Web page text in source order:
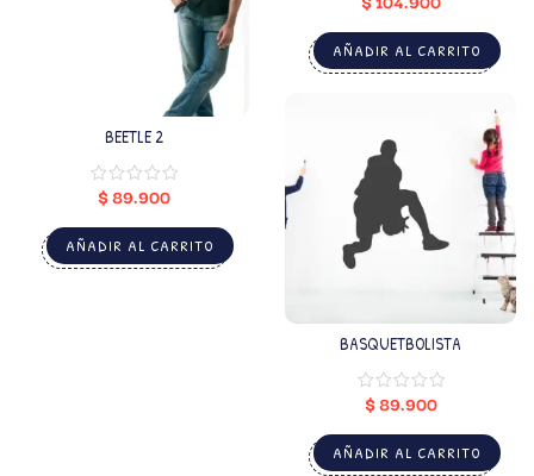
BEETLE 2
$89.900
AÑADIR AL CARRITO
AÑADIR AL CARRITO
BASQUETBOLISTA
$89.900
AÑADIR AL CARRITO